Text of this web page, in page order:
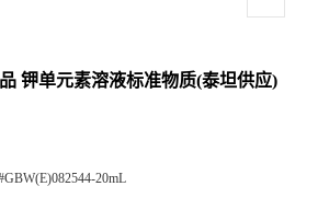
钾单元素溶液标准物质(泰坦供应)
20mL